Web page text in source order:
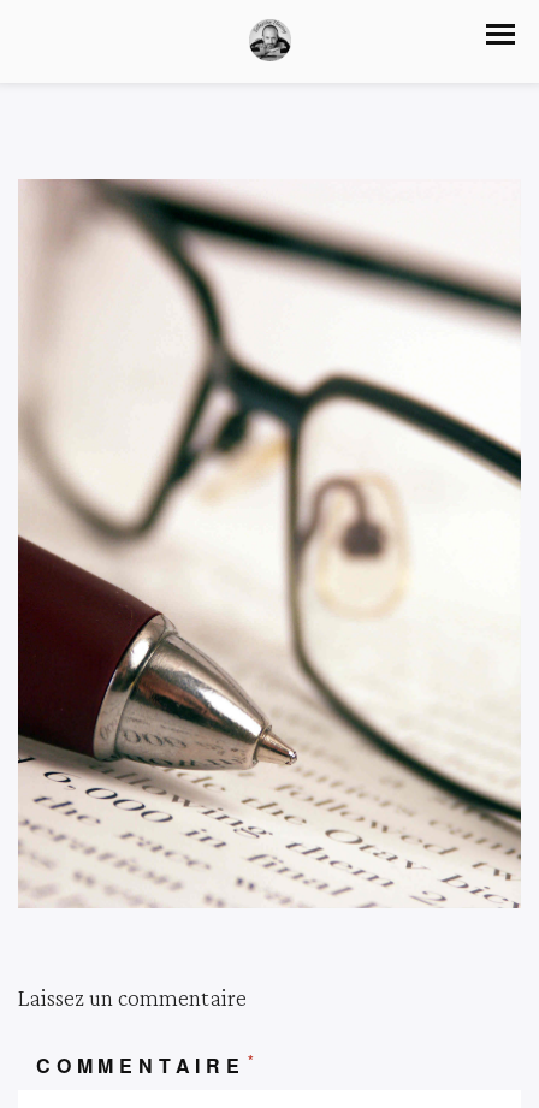
Laissez un commentaire
COMMENTAIRE *